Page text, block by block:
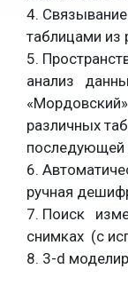
4.
таблицами из
5.
анализ
различных
последующей
6.
ручная
7. Поиск
снимках (с
8. 3-d